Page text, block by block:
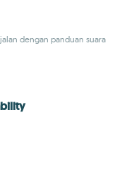
dengan panduan suara